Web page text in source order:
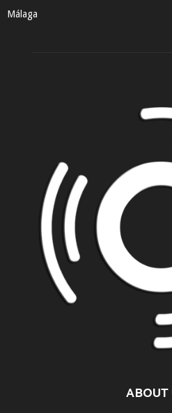
Málaga
ABOUT